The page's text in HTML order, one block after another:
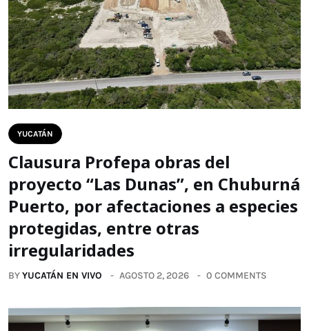
YUCATÁN
Clausura Profepa obras del
proyecto “Las Dunas”, en Chuburná
Puerto, por afectaciones a especies
protegidas, entre otras
irregularidades
BYYUCATÁN EN VIVO AGOSTO 2, 2026 0 COMMENTS